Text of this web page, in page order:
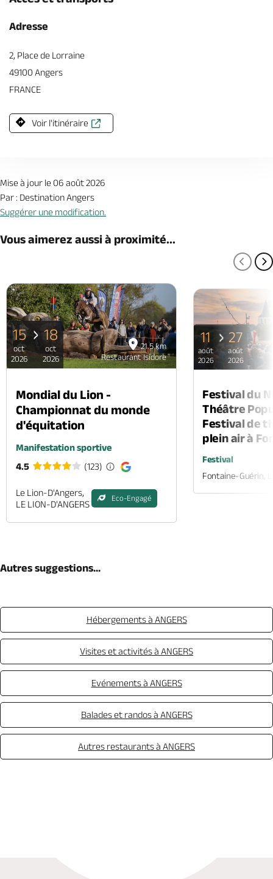
Adresse
2, Place de Lorraine
49100 Angers
FRANCE
Voir l'itinéraire
Mise à jour le 06 août 2026
Par : Destination Angers
Suggérer une modification.
Vous aimerez aussi à proximité...
21.5 km
Restaurant Isidore
15
oct
2026
18
oct
2026
Mondial du Lion -
Championnat du monde
d'équitation
Manifestation sportive
4.5
(123)
Le Lion-D'Angers,
LE LION-D'ANGERS
Eco-Engagé
11
août
2026
27
août
2026
Festival du
Théâtre
Festival de
plein air à
Festival
Fontaine-Guérin,
Autres suggestions...
Hébergements à ANGERS
Visites et activités à ANGERS
Evénements à ANGERS
Balades et randos à ANGERS
Autres restaurants à ANGERS